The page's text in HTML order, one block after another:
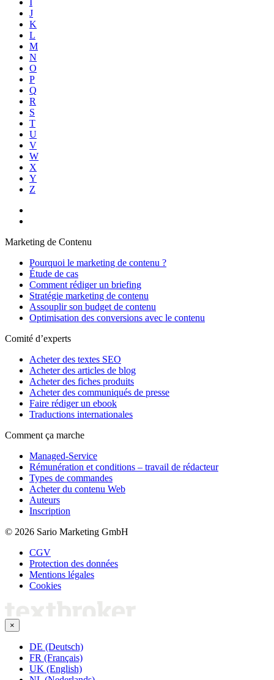
I
J
K
L
M
N
O
P
Q
R
S
T
U
V
W
X
Y
Z
Marketing de Contenu
Pourquoi le marketing de contenu ?
Étude de cas
Comment rédiger un briefing
Stratégie marketing de contenu
Assouplir son budget de contenu
Optimisation des conversions avec le contenu
Comité d’experts
Acheter des textes SEO
Acheter des articles de blog
Acheter des fiches produits
Acheter des communiqués de presse
Faire rédiger un ebook
Traductions internationales
Comment ça marche
Managed-Service
Rémunération et conditions – travail de rédacteur
Types de commandes
Acheter du contenu Web
Auteurs
Inscription
© 2026 Sario Marketing GmbH
CGV
Protection des données
Mentions légales
Cookies
×
DE (Deutsch)
FR (Français)
UK (English)